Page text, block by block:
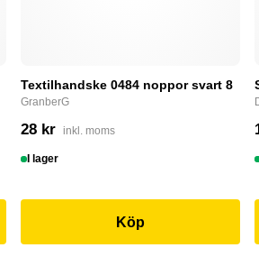
Textilhandske 0484 noppor svart 8
GranberG
28 kr inkl. moms
I lager
Köp